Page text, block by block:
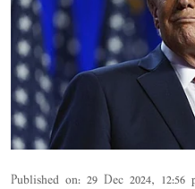
Published on: 29 Dec 2024, 12:56